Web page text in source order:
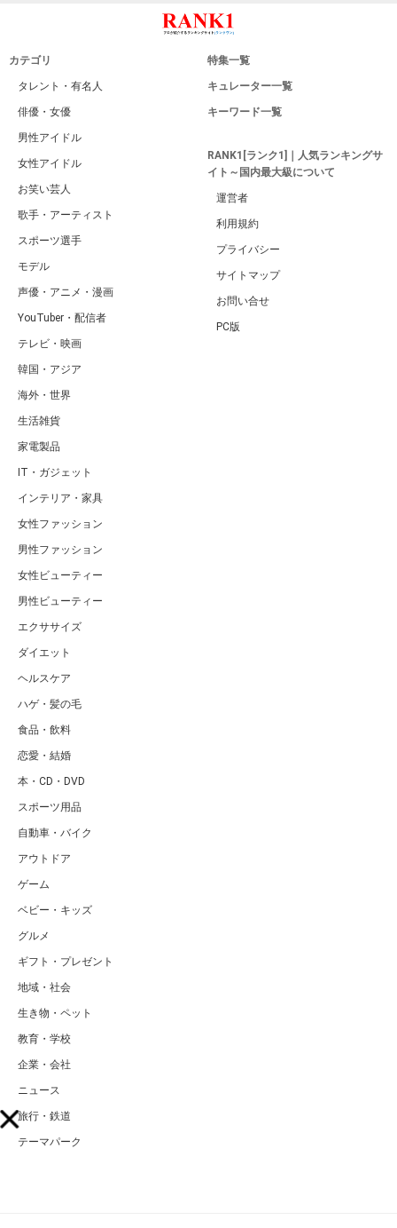
カテゴリ
タレント・有名人
俳優・女優
男性アイドル
女性アイドル
お笑い芸人
歌手・アーティスト
スポーツ選手
モデル
声優・アニメ・漫画
YouTuber・配信者
テレビ・映画
韓国・アジア
海外・世界
生活雑貨
家電製品
IT・ガジェット
インテリア・家具
女性ファッション
男性ファッション
女性ビューティー
男性ビューティー
エクササイズ
ダイエット
ヘルスケア
ハゲ・髪の毛
食品・飲料
恋愛・結婚
本・CD・DVD
スポーツ用品
自動車・バイク
アウトドア
ゲーム
ベビー・キッズ
グルメ
ギフト・プレゼント
地域・社会
生き物・ペット
教育・学校
企業・会社
ニュース
旅行・鉄道
テーマパーク
特集一覧
キュレーター一覧
キーワード一覧
RANK1[ランク1]｜人気ランキングサ
イト～国内最大級について
運営者
利用規約
プライバシー
サイトマップ
お問い合せ
PC版